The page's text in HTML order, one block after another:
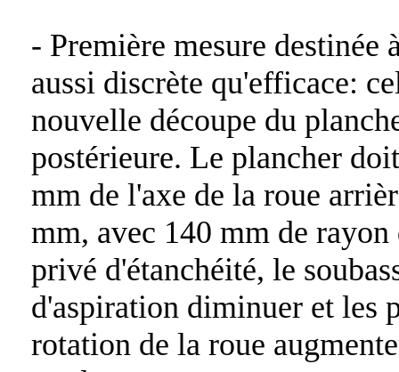
- Première mesure destinée
aussi discrète qu'efficace:
nouvelle découpe du
postérieure. Le plancher
mm de l'axe de la roue
mm, avec 140 mm de
privé d'étanchéité, le
d'aspiration diminuer et les
rotation de la roue